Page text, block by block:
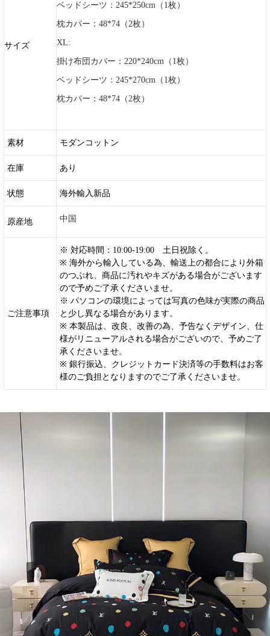
サイズ
ベッドシーツ：245*250cm（1枚）
枕カバー：48*74（2枚）
XL:
掛け布団カバー：220*240cm（1枚）
ベッドシーツ：245*270cm（1枚）
枕カバー：48*74（2枚）
素材 モダンコットン
在庫 あり
状態 海外輸入新品
原産地 中国
ご注意事項
※ 対応時間：10:00-19:00 土日祝除く。
※ 海外から輸入している為、輸送上の都合により外箱
のつぶれ、商品に汚れやキズがある場合がございます
ので予めご了承くださいませ。
※ パソコンの環境によっては写真の色味が実際の商品
と少し異なる場合があります。
※ 本製品は、改良、改善の為、予告なくデザイン、仕
様がリニューアルされる場合がございので、予めご了
承くださいませ。
※ 銀行振込、クレジットカード決済等の手数料はお客
様のご負担となりますのでご了承くださいませ。